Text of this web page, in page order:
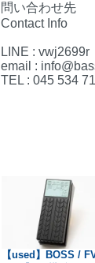
問い合わせ先
Contact Info
LINE : vwj2699r
email :
TEL : 045 534
【used】BOSS /